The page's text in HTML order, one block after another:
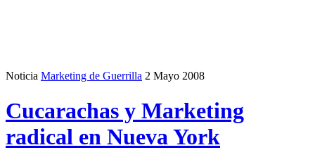
Noticia Marketing de Guerrilla 2 Mayo 2008
Cucarachas y Marketing
radical en Nueva York